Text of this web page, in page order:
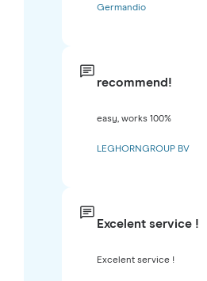
Germandio
recommend!
easy, works 100%
LEGHORNGROUP BV
Excelent service !
Excelent service !